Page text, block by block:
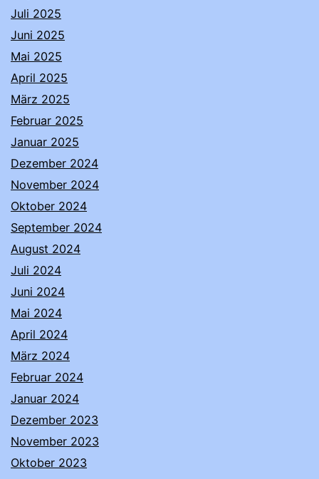
Juli 2025
Juni 2025
Mai 2025
April 2025
März 2025
Februar 2025
Januar 2025
Dezember 2024
November 2024
Oktober 2024
September 2024
August 2024
Juli 2024
Juni 2024
Mai 2024
April 2024
März 2024
Februar 2024
Januar 2024
Dezember 2023
November 2023
Oktober 2023